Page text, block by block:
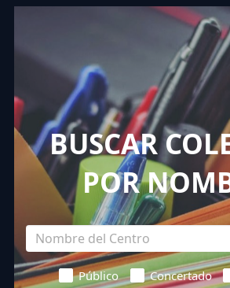
BUSCAR
POR
Público Concertado